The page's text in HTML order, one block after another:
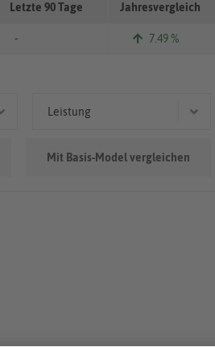
Letzte 90 Tage Jahresvergleich
- 7.49 %
Leistung
Mit Basis-Model vergleichen